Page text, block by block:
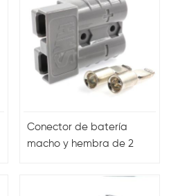
Conector de batería
macho y hembra de 2